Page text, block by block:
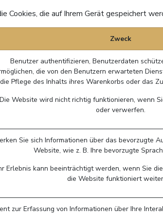
Cookies, die auf Ihrem Gerät gespeichert
Zweck
Benutzer authentifizieren, Benutzerdaten
die von den Benutzern erwarteten
die Pflege des Inhalts ihres Warenkorbs oder das
Die Website wird nicht richtig funktionieren, wenn
oder verwerfen.
Sie sich Informationen über das bevorzugte
Website, wie z. B. Ihre bevorzugte
Erlebnis kann beeinträchtigt werden, wenn Sie
die Website funktioniert
zur Erfassung von Informationen über Ihre